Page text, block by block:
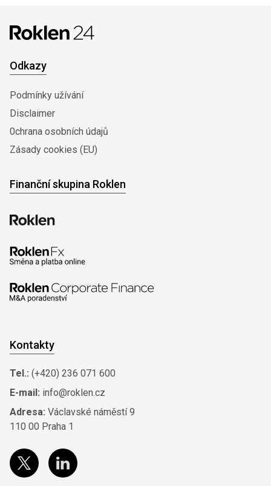
Odkazy
Podmínky užívání
Disclaimer
0chrana osobních údajů
Zásady cookies (EU)
Finanční skupina Roklen
Kontakty
Tel.: (+420) 236 071 600
E-mail: info@roklen.cz
Adresa: Václavské náměstí 9
110 00 Praha 1